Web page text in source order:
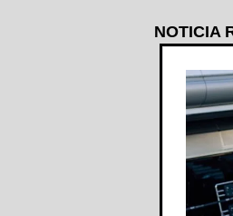
NOTICIA